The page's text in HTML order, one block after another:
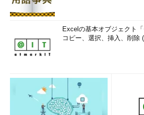
Excelの基本オブジェクト
コピー、選択、挿入、削除